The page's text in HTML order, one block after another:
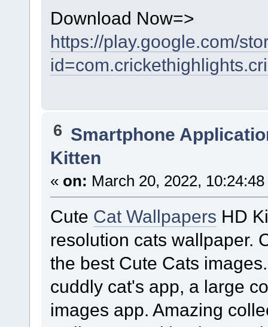
Download Now=>
https://play.google.com/
6 Smartphone
Kitten
« on: March 20, 2022,
Cute Cat Wallpapers HD
resolution cats wallpaper.
the best Cute Cats
cuddly cat's app, a large
images app. Amazing